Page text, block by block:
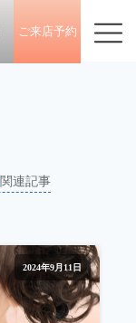
ご来店予約
関連記事
2024年9月11日